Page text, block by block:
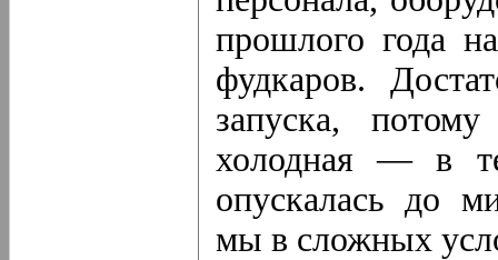
прошлого года
фудкаров.
запуска,
холодная — в
опускалась до
мы в сложных